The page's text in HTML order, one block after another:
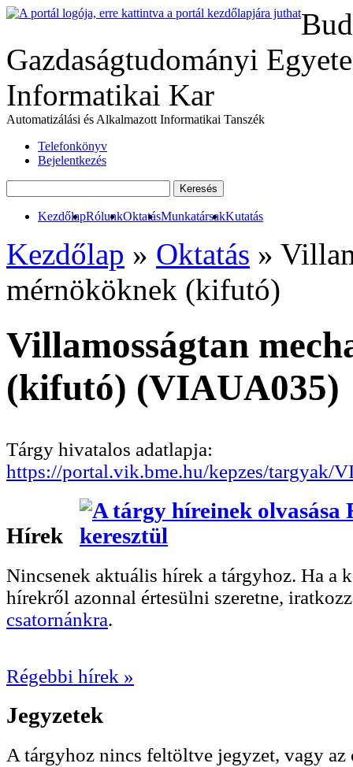
Gazdaságtudományi
Informatikai Kar
Automatizálási és Alkalmazott Informatikai Tanszék
Telefonkönyv
Bejelentkezés
KezdőlapRólunkOktatásMunkatársakKutatás
Kezdőlap » Oktatás »
mérnököknek (kifutó)
Villamosságtan
(kifutó) (VIAUA035)
Tárgy hivatalos adatlapja:
https://portal.vik.bme.hu/kepzes/targyak/
Hírek
Nincsenek aktuális hírek a tárgyhoz. Ha a
hírekről azonnal értesülni szeretne,
csatornánkra.
Régebbi hírek »
Jegyzetek
A tárgyhoz nincs feltöltve jegyzet, vagy az